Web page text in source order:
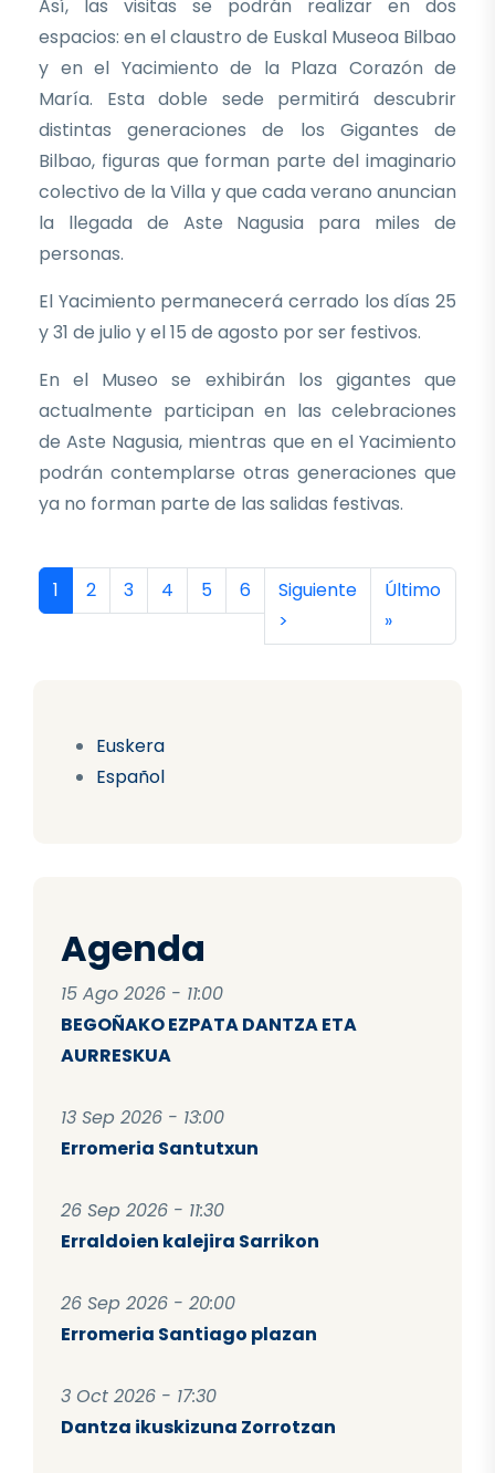
Euskera
Español
Agenda
15 Ago 2026 - 11:00
BEGOÑAKO EZPATA DANTZA ETA
AURRESKUA
13 Sep 2026 - 13:00
Erromeria Santutxun
26 Sep 2026 - 11:30
Erraldoien kalejira Sarrikon
26 Sep 2026 - 20:00
Erromeria Santiago plazan
3 Oct 2026 - 17:30
Dantza ikuskizuna Zorrotzan
Así, las visitas se podrán realizar en dos
espacios: en el claustro de Euskal Museoa Bilbao
y en el Yacimiento de la Plaza Corazón de
María. Esta doble sede permitirá descubrir
distintas generaciones de los Gigantes de
Bilbao, figuras que forman parte del imaginario
colectivo de la Villa y que cada verano anuncian
la llegada de Aste Nagusia para miles de
personas.
El Yacimiento permanecerá cerrado los días 25
y 31 de julio y el 15 de agosto por ser festivos.
En el Museo se exhibirán los gigantes que
actualmente participan en las celebraciones
de Aste Nagusia, mientras que en el Yacimiento
podrán contemplarse otras generaciones que
ya no forman parte de las salidas festivas.
Paginación
Página actual
1 Página
2 Página
3 Página
4 Página
5 Página
6 Siguiente página
Siguiente
>
Última
Último
»